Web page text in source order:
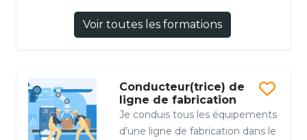
Voir toutes les formations
Conducteur(trice) de
ligne de fabrication
Je conduis tous les équipements
d’une ligne de fabrication dans le